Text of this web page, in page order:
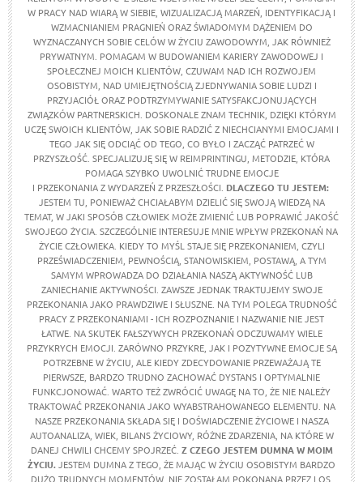
W PRACY NAD WIARĄ W SIEBIE, WIZUALIZACJĄ MARZEŃ, IDENTYFIKACJĄ I
WZMACNIANIEM PRAGNIEŃ ORAZ ŚWIADOMYM DĄŻENIEM DO
WYZNACZANYCH SOBIE CELÓW W ŻYCIU ZAWODOWYM, JAK RÓWNIEŻ
PRYWATNYM. POMAGAM W BUDOWANIEM KARIERY ZAWODOWEJ I
SPOŁECZNEJ MOICH KLIENTÓW, CZUWAM NAD ICH ROZWOJEM
OSOBISTYM, NAD UMIEJĘTNOŚCIĄ ZJEDNYWANIA SOBIE LUDZI I
PRZYJACIÓŁ ORAZ PODTRZYMYWANIE SATYSFAKCJONUJĄCYCH
ZWIĄZKÓW PARTNERSKICH. DOSKONALE ZNAM TECHNIK, DZIĘKI KTÓRYM
UCZĘ SWOICH KLIENTÓW, JAK SOBIE RADZIĆ Z NIECHCIANYMI EMOCJAMI I
TEGO JAK SIĘ ODCIĄĆ OD TEGO, CO BYŁO I ZACZĄĆ PATRZEĆ W
PRZYSZŁOŚĆ. SPECJALIZUJĘ SIĘ W REIMPRINTINGU, METODZIE, KTÓRA
POMAGA SZYBKO UWOLNIĆ TRUDNE EMOCJE
I PRZEKONANIA Z WYDARZEŃ Z PRZESZŁOŚCI. DLACZEGO TU JESTEM:
JESTEM TU, PONIEWAŻ CHCIAŁABYM DZIELIĆ SIĘ SWOJĄ WIEDZĄ NA
TEMAT, W JAKI SPOSÓB CZŁOWIEK MOŻE ZMIENIĆ LUB POPRAWIĆ JAKOŚĆ
SWOJEGO ŻYCIA. SZCZEGÓLNIE INTERESUJE MNIE WPŁYW PRZEKONAŃ NA
ŻYCIE CZŁOWIEKA. KIEDY TO MYŚL STAJE SIĘ PRZEKONANIEM, CZYLI
PRZEŚWIADCZENIEM, PEWNOŚCIĄ, STANOWISKIEM, POSTAWĄ, A TYM
SAMYM WPROWADZA DO DZIAŁANIA NASZĄ AKTYWNOŚĆ LUB
ZANIECHANIE AKTYWNOŚCI. ZAWSZE JEDNAK TRAKTUJEMY SWOJE
PRZEKONANIA JAKO PRAWDZIWE I SŁUSZNE. NA TYM POLEGA TRUDNOŚĆ
PRACY Z PRZEKONANIAMI - ICH ROZPOZNANIE I NAZWANIE NIE JEST
ŁATWE. NA SKUTEK FAŁSZYWYCH PRZEKONAŃ ODCZUWAMY WIELE
PRZYKRYCH EMOCJI. ZARÓWNO PRZYKRE, JAK I POZYTYWNE EMOCJE SĄ
POTRZEBNE W ŻYCIU, ALE KIEDY ZDECYDOWANIE PRZEWAŻAJĄ TE
PIERWSZE, BARDZO TRUDNO ZACHOWAĆ DYSTANS I OPTYMALNIE
FUNKCJONOWAĆ. WARTO TEŻ ZWRÓCIĆ UWAGĘ NA TO, ŻE NIE NALEŻY
TRAKTOWAĆ PRZEKONANIA JAKO WYABSTRAHOWANEGO ELEMENTU. NA
NASZE PRZEKONANIA SKŁADA SIĘ I DOŚWIADCZENIE ŻYCIOWE I NASZA
AUTOANALIZA, WIEK, BILANS ŻYCIOWY, RÓŻNE ZDARZENIA, NA KTÓRE W
DANEJ CHWILI CHCEMY SPOJRZEĆ. Z CZEGO JESTEM DUMNA W MOIM
ŻYCIU.JESTEM DUMNA Z TEGO, ŻE MAJĄC W ŻYCIU OSOBISTYM BARDZO
DUŻO TRUDNYCH MOMENTÓW, NIE ZOSTAŁAM POKONANA PRZEZ LOS,